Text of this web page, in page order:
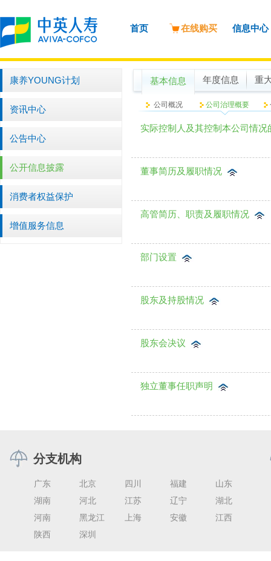
首页 在线购买 信息中心
康养YOUNG计划
资讯中心
公告中心
公开信息披露
消费者权益保护
增值服务信息
基本信息 年度信息 重
公司概况 公司治理概要
实际控制人及其控制本公司情况
董事简历及履职情况
高管简历、职责及履职情况
部门设置
股东及持股情况
股东会决议
独立董事任职声明
分支机构
广东 北京 四川 福建
山东
湖南
河北 江苏 辽宁
湖北
河南
黑龙江 上海 安徽
江西
陕西
深圳